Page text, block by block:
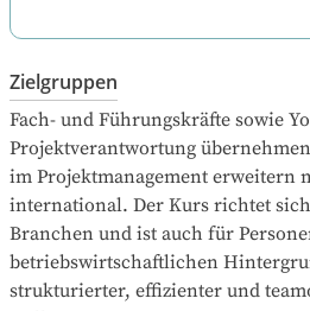
Zielgruppen
Fach- und Führungskräfte sowie
Projektverantwortung
im Projektmanagement erweitern
international. Der Kurs richtet
Branchen und ist auch für
betriebswirtschaftlichen
strukturierter, effizienter und